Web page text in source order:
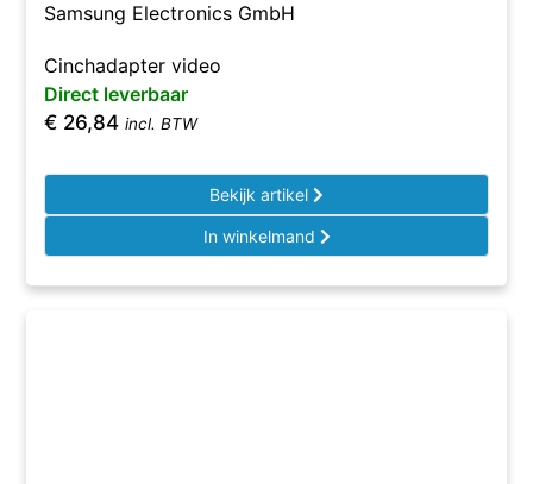
Samsung Electronics GmbH
Cinchadapter video
Direct leverbaar
€ 26,84 incl. BTW
Bekijk artikel
In winkelmand